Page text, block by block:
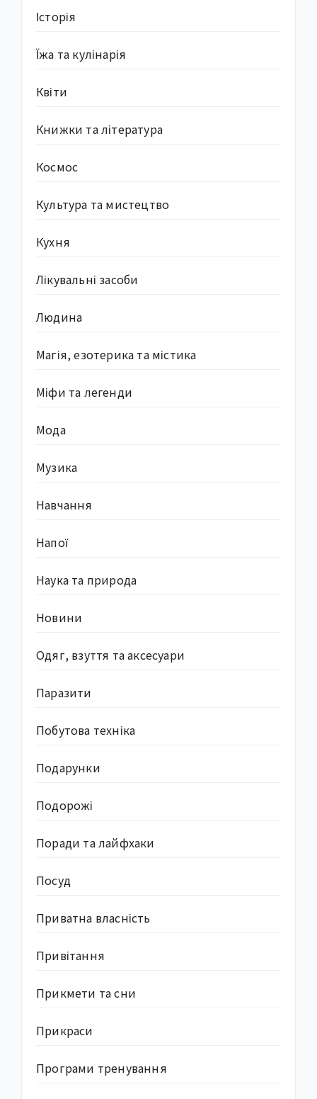
Історія
Їжа та кулінарія
Квіти
Книжки та література
Космос
Культура та мистецтво
Кухня
Лікувальні засоби
Людина
Магія, езотерика та містика
Міфи та легенди
Мода
Музика
Навчання
Напої
Наука та природа
Новини
Одяг, взуття та аксесуари
Паразити
Побутова техніка
Подарунки
Подорожі
Поради та лайфхаки
Посуд
Приватна власність
Привітання
Прикмети та сни
Прикраси
Програми тренування